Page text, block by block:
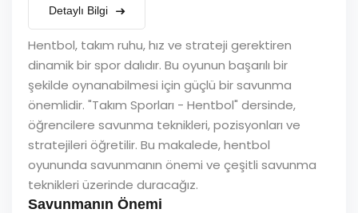
Detaylı Bilgi
Hentbol, takım ruhu, hız ve strateji gerektiren
dinamik bir spor dalıdır. Bu oyunun başarılı bir
şekilde oynanabilmesi için güçlü bir savunma
önemlidir. "Takım Sporları - Hentbol" dersinde,
öğrencilere savunma teknikleri, pozisyonları ve
stratejileri öğretilir. Bu makalede, hentbol
oyununda savunmanın önemi ve çeşitli savunma
teknikleri üzerinde duracağız.
Savunmanın Önemi